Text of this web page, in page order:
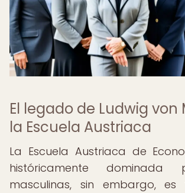
El legado de Ludwig von
la Escuela Austriaca
La Escuela Austriaca de
históricamente dominada
masculinas, sin embargo, es